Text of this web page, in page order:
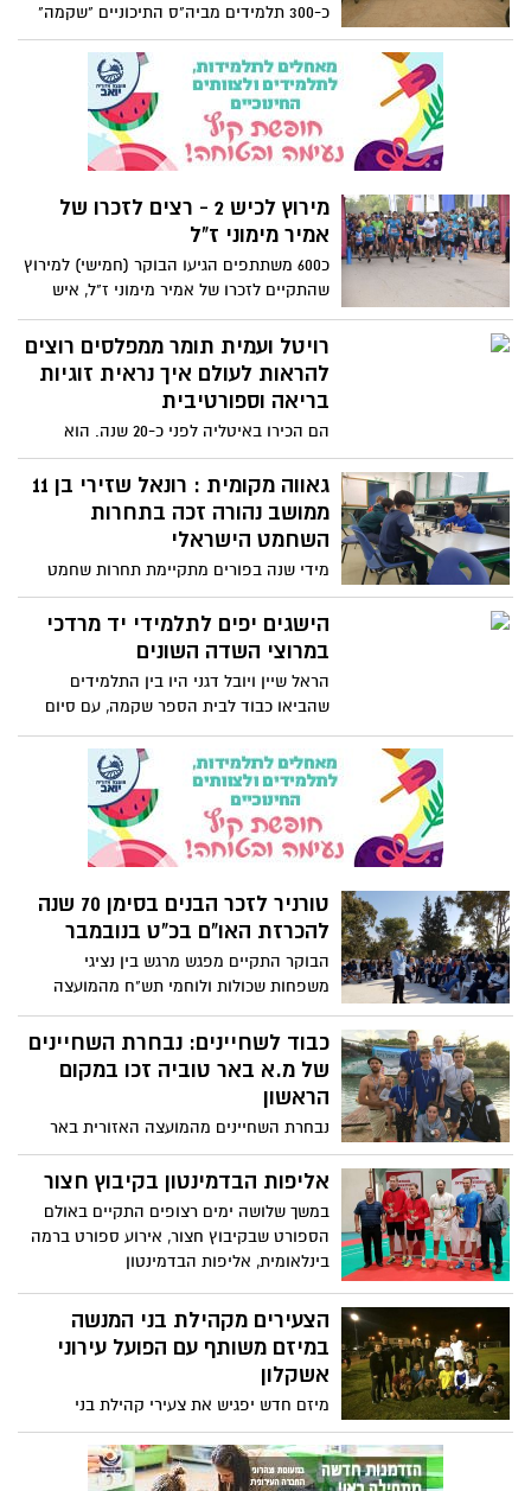
כ-300 תלמידים מביה"ס התיכוניים "שקמה"
ו"סילבר" השתתפו הבוקר בחלק קטן מהמרוץ
"ג'ירו ד'איטליה" באזור עיר הבה"דים בנגב.
לכבוד האירוע, קיבלה מחלקת הספורט של
המועצה 10 זוגות אופניים לעידוד קבוצות
רכיבה של תלמידים.
מירוץ לכיש 2 - רצים לזכרו של
אמיר מימוני ז"ל
כ600 משתתפים הגיעו הבוקר (חמישי) למירוץ
שהתקיים לזכרו של אמיר מימוני ז"ל, איש
הביטחון הכללי שנפל בעת מילוי תפקדיו
ב2016, משפחתו וחבריו מקיימים זו השנה
השניה ברציפות את המירוץ ובו השתתפו
אזרחים רבים מיישובי לכיש והסביבה
רויטל ועמית תומר ממפלסים רוצים
להראות לעולם איך נראית זוגיות
בריאה וספורטיבית
הם הכירו באיטליה לפני כ-20 שנה. הוא
וטרינר, היא הידרותרפיסטית. מאז נדבקו
בחיידק הרכיבה וגמאו ברגליהם עשרות אלפי
ק"מ. עכשיו הם הולכים לייצג עם חברים את
קבוצת שער הנגב באירוע רכיבה בינלאומי
גאווה מקומית : רונאל שזירי בן 11
ממושב נהורה זכה בתחרות
השחמט הישראלי
מידי שנה בפורים מתקיימת תחרות שחמט
מטעם איגוד השחמט הישראלי. ביום רביעי
,התקיימה התחרות במרכז אשכול הפיס
בקרית גת והשנה השתתפו בה 11 ילדים.
הישגים יפים לתלמידי יד מרדכי
במרוצי השדה השונים
הראל שיין ויובל דגני היו בין התלמידים
שהביאו כבוד לבית הספר שקמה, עם סיום
במקומות הראשון והשני באליפות ישראל
ובמרוץ הכלניות
טורניר לזכר הבנים בסימן 70 שנה
להכרזת האו"ם בכ"ט בנובמבר
הבוקר התקיים מפגש מרגש בין נציגי
משפחות שכולות ולוחמי תש"ח מהמועצה
האזורית חוף אשקלון ומראשון לציון. הם
נפגשו בקיבוץ יד מרדכי עם תלמידים מתיכון
"שקמה" ומהגימנסיה הריאלית וסיפרו להם
את סיפורם האישי. באתר הקרב בקיבוץ סיפר
להם ראש המועצה, יאיר פרג'ון, על מורשת
האזור ועל חשיבותם של האנשים שבזכותם
הוקמה המדינה והתפתח האזור
כבוד לשחיינים: נבחרת השחיינים
של מ.א באר טוביה זכו במקום
הראשון
נבחרת השחיינים מהמועצה האזורית באר
טוביה הגיעו למקום הראשון במקצה הגיל
שלהם בתחרות 1500 חופשי שנערכה במים
פתוחים בנחל ניר דוד. ראש המועצה דרור
שור: "אני גאה בכל אחד ואחת מהשחיינים"
אליפות הבדמינטון בקיבוץ חצור
במשך שלושה ימים רצופים התקיים באולם
הספורט שבקיבוץ חצור, אירוע ספורט ברמה
בינלאומית, אליפות הבדמינטון
הצעירים מקהילת בני המנשה
במיזם משותף עם הפועל עירוני
אשקלון
מיזם חדש יפגיש את צעירי קהילת בני
המנשה עם שחקני קבוצת הכדורגל הפועל
עירוני אשקלון , מדובר ביוזמה של מרכז
הצעירים במועצה האזורית חוף אשקלון